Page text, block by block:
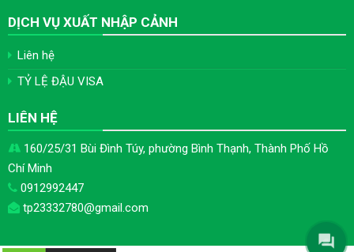
DỊCH VỤ XUẤT NHẬP CẢNH
Liên hệ
TỶ LỆ ĐẬU VISA
LIÊN HỆ
160/25/31 Bùi Đình Túy, phường Bình Thạnh, Thành Phố Hồ
Chí Minh
0912992447
tp23332780@gmail.com